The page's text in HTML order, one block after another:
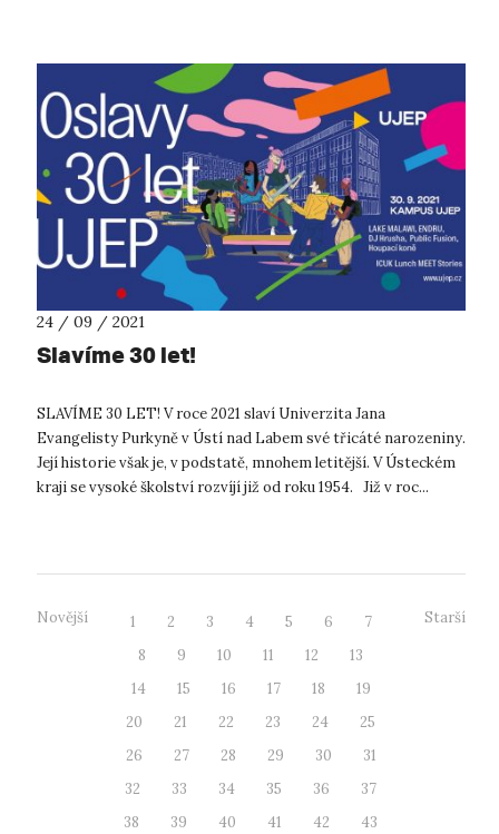
24 / 09 / 2021
Slavíme 30 let!
SLAVÍME 30 LET! V roce 2021 slaví Univerzita Jana
Evangelisty Purkyně v Ústí nad Labem své třicáté narozeniny.
Její historie však je, v podstatě, mnohem letitější. V Ústeckém
kraji se vysoké školství rozvíjí již od roku 1954. Již v roc...
Novější 1 2 3 4 5 6
7
8
9 10 11 12
13
14
15 16 17 18
19
20
21 22 23 24
25
26
27 28 29 30
31
32
33 34 35 36
37
38
39 40 41 42
43
Starší